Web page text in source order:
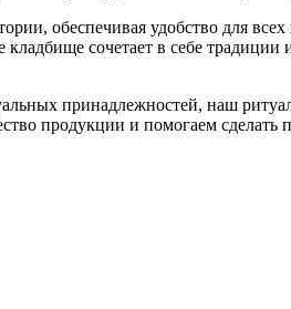
обеспечивая удобство для
сочетает в себе
принадлежностей, наш
продукции и помогаем